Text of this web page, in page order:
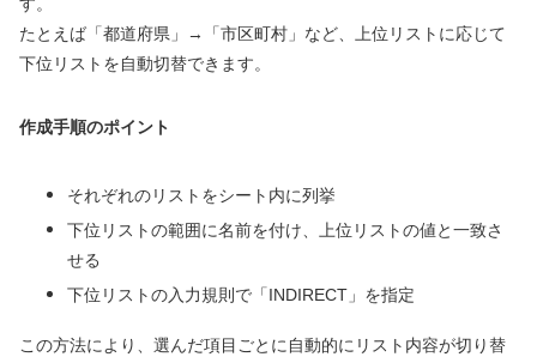
たとえば「都道府県」→「市区町村」など、上位リストに応じて
下位リストを自動切替できます。
作成手順のポイント
それぞれのリストをシート内に列挙
下位リストの範囲に名前を付け、上位リストの値と一致さ
せる
下位リストの入力規則で「INDIRECT」を指定
この方法により、選んだ項目ごとに自動的にリスト内容が切り替